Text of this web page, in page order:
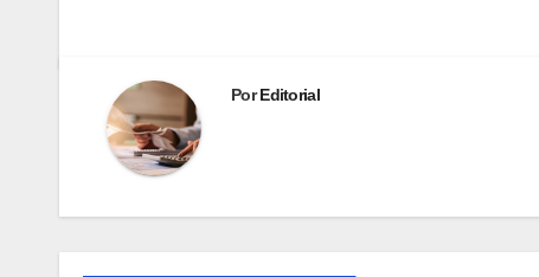
PorEditorial